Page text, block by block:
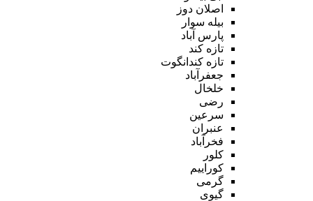
اصلان دوز
بیله سوار
پارس آباد
تازه کند
تازه کندانگوت
جعفرآباد
خلخال
رضی
سرعین
عنبران
فخرآباد
کلور
کوراییم
گرمی
گیوی